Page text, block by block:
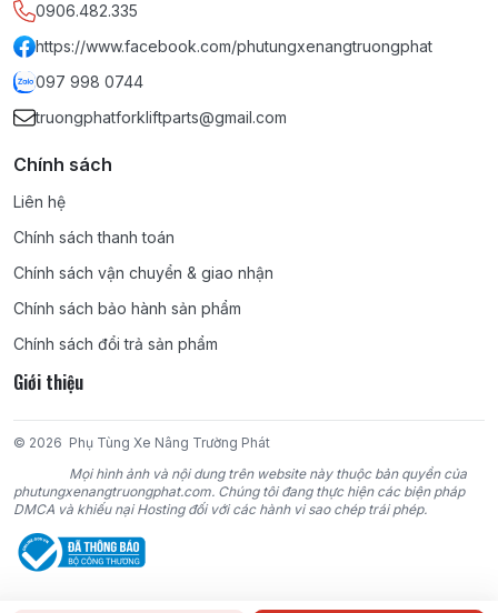
0906.482.335
https://www.facebook.com/phutungxenangtruongphat
097 998 0744
truongphatforkliftparts@gmail.com
Chính sách
Liên hệ
Chính sách thanh toán
Chính sách vận chuyển & giao nhận
Chính sách bảo hành sản phẩm
Chính sách đổi trả sản phẩm
Giới thiệu
© 2026 Phụ Tùng Xe Nâng Trường Phát
Mọi hình ảnh và nội dung trên website này thuộc bản quyền của
phutungxenangtruongphat.com. Chúng tôi đang thực hiện các biện pháp
DMCA và khiếu nại Hosting đối với các hành vi sao chép trái phép.